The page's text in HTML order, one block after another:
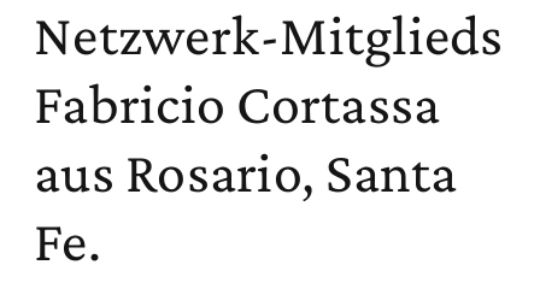
Netzwerk-Mitglieds
Fabricio Cortassa
aus Rosario, Santa
Fe.